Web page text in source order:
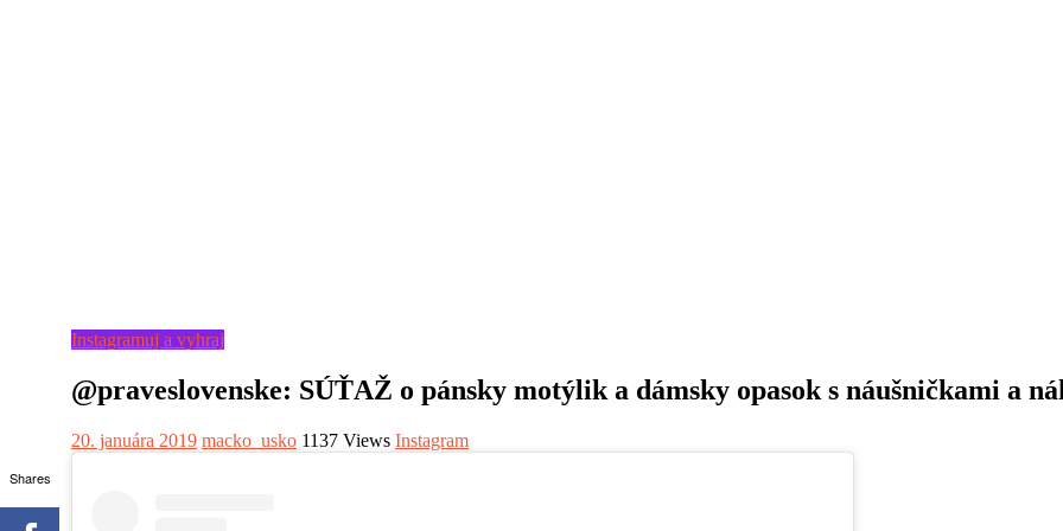
Shares
Instagramuj a vyhraj
@praveslovenske: SÚŤAŽ o pánsky motýlik a dámsky opasok s náušničkami a
20. januára 2019 macko_usko 1137 Views Instagram